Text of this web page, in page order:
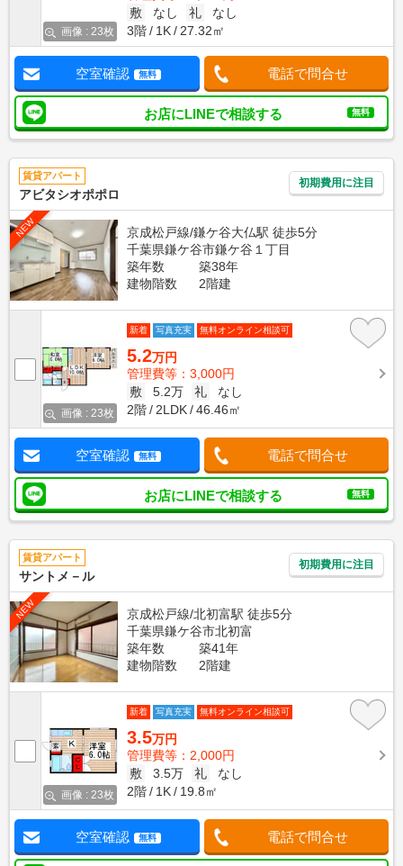
画像 : 23枚
敷
なし 礼
なし
3階
1K 27.32㎡
空室確認 無料 電話で問合せ
お店にLINEで相談する 無料
賃貸アパート
アビタシオポポロ
初期費用に注目
NEW
京成松戸線/鎌ケ谷大仏駅 徒歩5分
千葉県鎌ケ谷市鎌ケ谷１丁目
築年数
築38年
建物階数
2階建
画像 : 23枚
新着 写真充実 無料オンライン相談可
5.2万円
管理費等：3,000円
敷
5.2万 礼
なし
2階
2LDK 46.46㎡
空室確認 無料 電話で問合せ
お店にLINEで相談する 無料
賃貸アパート
サントメ－ル
初期費用に注目
NEW
京成松戸線/北初富駅 徒歩5分
千葉県鎌ケ谷市北初富
築年数
築41年
建物階数
2階建
画像 : 23枚
新着 写真充実 無料オンライン相談可
3.5万円
管理費等：2,000円
敷
3.5万 礼
なし
2階
1K 19.8㎡
空室確認 無料 電話で問合せ